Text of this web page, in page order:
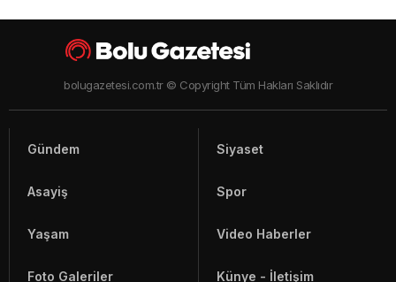
bolugazetesi.com.tr © Copyright Tüm Hakları Saklıdır
Gündem Siyaset
Asayiş Spor
Yaşam Video Haberler
Foto Galeriler Künye - İletişim